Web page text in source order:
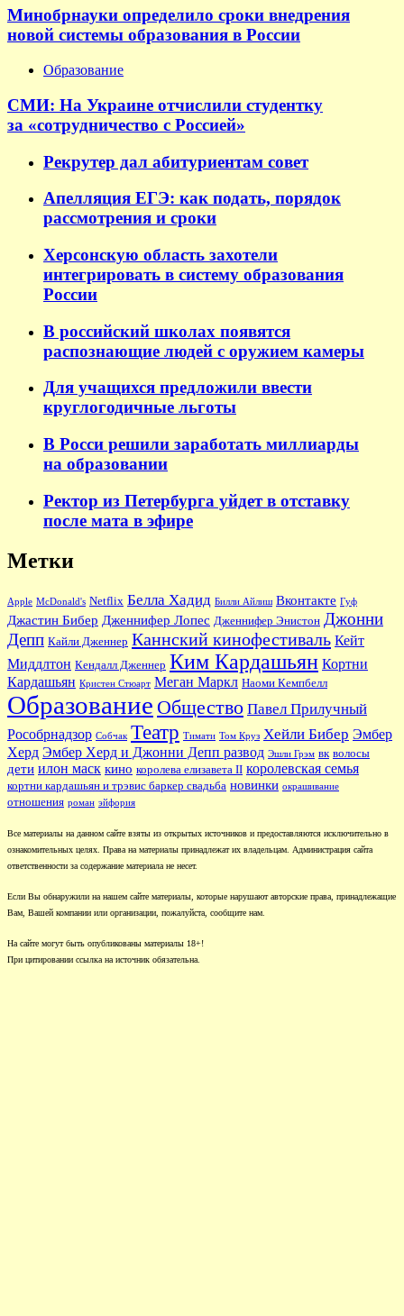
Минобрнауки определило сроки внедрения
новой системы образования в России
Образование
СМИ: На Украине отчислили студентку
за «сотрудничество с Россией»
Рекрутер дал абитуриентам совет
Апелляция ЕГЭ: как подать, порядок
рассмотрения и сроки
Херсонскую область захотели
интегрировать в систему образования
России
В российский школах появятся
распознающие людей с оружием камеры
Для учащихся предложили ввести
круглогодичные льготы
В Росси решили заработать миллиарды
на образовании
Ректор из Петербурга уйдет в отставку
после мата в эфире
Метки
Apple McDonald's Netflix Белла Хадид Билли Айлиш Вконтакте Гуф
Джастин Бибер Дженнифер Лопес Дженнифер Энистон Джонни
Депп Кайли Дженнер Каннский кинофестиваль Кейт
Миддлтон Кендалл Дженнер Ким Кардашьян Кортни
Кардашьян Кристен Стюарт Меган Маркл Наоми Кемпбелл
Образование Общество Павел Прилучный
Рособрнадзор Собчак Театр Тимати Том Круз Хейли Бибер Эмбер
Херд Эмбер Херд и Джонни Депп развод Эшли Грэм вк волосы
дети илон маск кино королева елизавета II королевская семья
кортни кардашьян и трэвис баркер свадьба новинки окрашивание
отношения роман эйфория
Все материалы на данном сайте взяты из открытых источников и предоставляются исключительно в
ознакомительных целях. Права на материалы принадлежат их владельцам. Администрация сайта
ответственности за содержание материала не несет.
Если Вы обнаружили на нашем сайте материалы, которые нарушают авторские права, принадлежащие
Вам, Вашей компании или организации, пожалуйста, сообщите нам.
На сайте могут быть опубликованы материалы 18+!
При цитировании ссылка на источник обязательна.